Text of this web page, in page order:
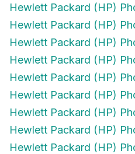
Hewlett Packard (HP)
Hewlett Packard (HP)
Hewlett Packard (HP)
Hewlett Packard (HP)
Hewlett Packard (HP)
Hewlett Packard (HP)
Hewlett Packard (HP)
Hewlett Packard (HP)
Hewlett Packard (HP)